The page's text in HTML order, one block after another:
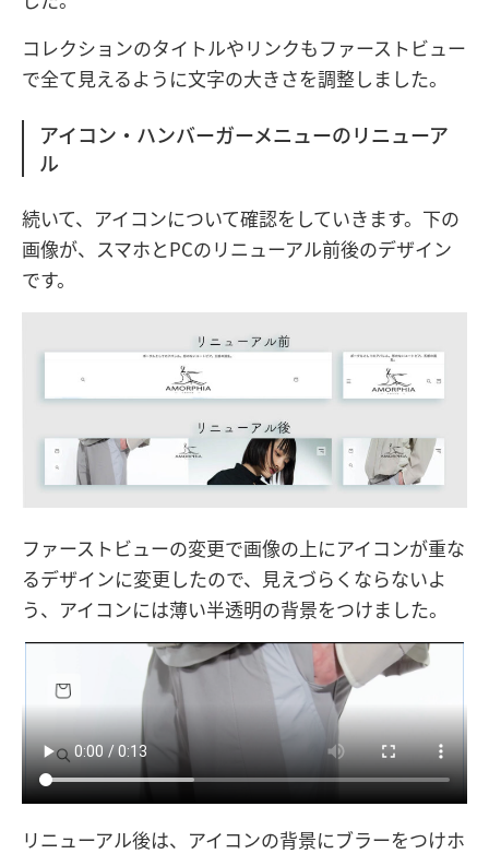
コレクションのタイトルやリンクもファーストビュー
で全て見えるように文字の大きさを調整しました。
アイコン・ハンバーガーメニューのリニューア
ル
続いて、アイコンについて確認をしていきます。下の
画像が、スマホとPCのリニューアル前後のデザイン
です。
ファーストビューの変更で画像の上にアイコンが重な
るデザインに変更したので、見えづらくならないよ
う、アイコンには薄い半透明の背景をつけました。
リニューアル後は、アイコンの背景にブラーをつけホ